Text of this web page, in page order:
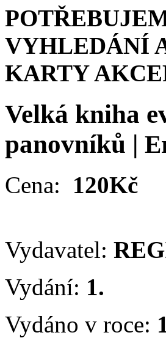
VYHLEDÁNÍ
KARTY
Velká kniha
panovníků |
Cena: 120Kč
Vydavatel:
Vydání: 1.
Vydáno v roce: